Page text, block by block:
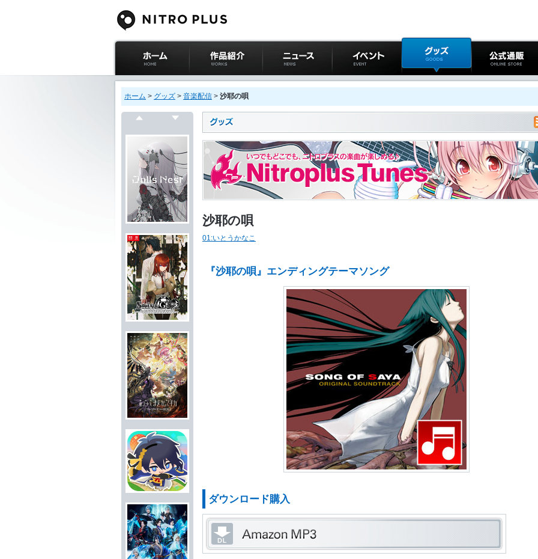
ニトロプラス公式
サイト ホーム
作品紹介 ニュース イベント グッズ 公式通販
ホーム > グッズ > 音楽配信 > 沙耶の唄
沙耶の唄
01:いとうかなこ
『沙耶の唄』エンディングテーマソング
ダウンロード購入